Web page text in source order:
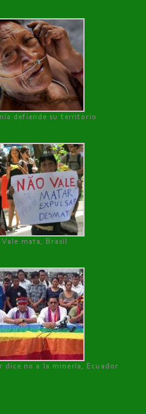
defiende su territorio
Vale mata, Brasil
dice no a la minería, Ecuador